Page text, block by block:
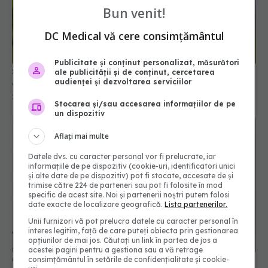
Știai care e arma neașteptată împotriva
căpușelor?
22 iun 2026, 09:50
Cum trebuie depozitate corect condimentele.
Greșeala pe care o faci când gătești
12 mar 2026, 13:52
Bun venit!
DC Medical vă cere consimțământul
Publicitate și conținut personalizat, măsurători
ale publicității și de conținut, cercetarea
audienței și dezvoltarea serviciilor
Stocarea și/sau accesarea informațiilor de pe
un dispozitiv
Aflați mai multe
Datele dvs. cu caracter personal vor fi prelucrate, iar
informațiile de pe dispozitiv (cookie-uri, identificatori unici
și alte date de pe dispozitiv) pot fi stocate, accesate de și
trimise către 224 de parteneri sau pot fi folosite în mod
specific de acest site. Noi și partenerii noștri putem folosi
date exacte de localizare geografică.Lista partenerilor.
Unii furnizori vă pot prelucra datele cu caracter personal în
interes legitim, față de care puteți obiecta prin gestionarea
opțiunilor de mai jos. Căutați un link în partea de jos a
acestei pagini pentru a gestiona sau a vă retrage
consimțământul în setările de confidențialitate și cookie-